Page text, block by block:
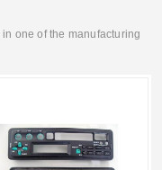
one of the manufacturing